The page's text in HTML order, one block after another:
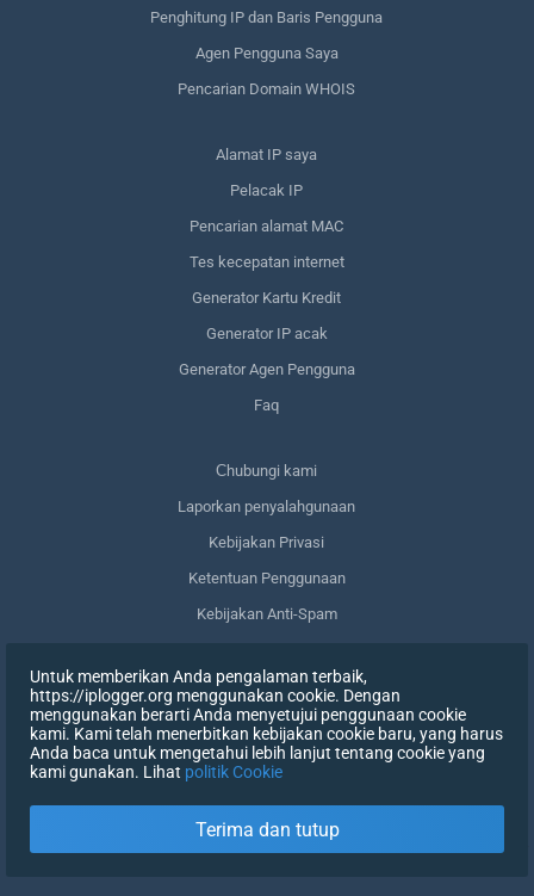
Penghitung IP dan Baris Pengguna
Agen Pengguna Saya
Pencarian Domain WHOIS
Alamat IP saya
Pelacak IP
Pencarian alamat MAC
Tes kecepatan internet
Generator Kartu Kredit
Generator IP acak
Generator Agen Pengguna
Faq
Сhubungi kami
Laporkan penyalahgunaan
Kebijakan Privasi
Ketentuan Penggunaan
Kebijakan Anti-Spam
Menghapus data saya
Mencabut persetujuan
MASUK
Untuk memberikan Anda pengalaman terbaik,
https://iplogger.org menggunakan cookie. Dengan
menggunakan berarti Anda menyetujui penggunaan cookie
kami. Kami telah menerbitkan kebijakan cookie baru, yang harus
Anda baca untuk mengetahui lebih lanjut tentang cookie yang
kami gunakan. Lihat politik Cookie
Terima dan tutup